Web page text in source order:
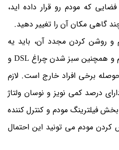
که مودم رو قرار داده اید،
گاهی مکان آن را تغییر دهید.
و روشن کردن مجدد آن، باید یه
زمانی رو منتظر لود شدن مودم و همچنین سبز شدن چراغ DSL و
حوصله برخی افراد خارج است. لازم
درصد کمی نویز و نوسان ولتاژ
فیلترینگ مودم و کنترل کننده
مودم می تونید این احتمال